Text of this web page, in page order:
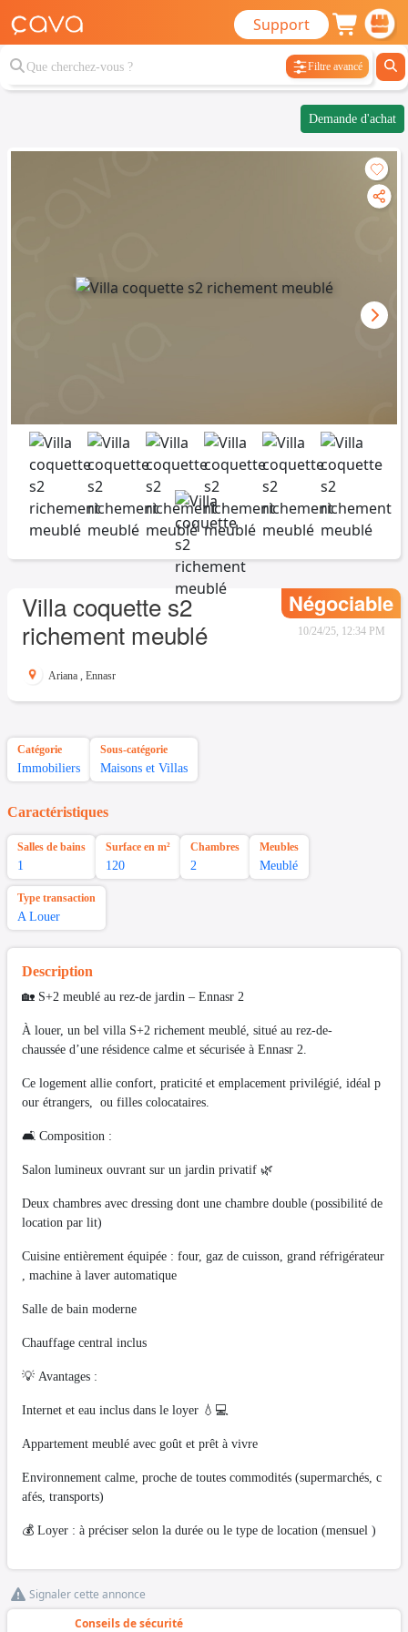
Support
Filtre avancé
Demande d'achat
Villa coquette s2
richement meublé
Négociable
10/24/25, 12:34 PM
Ariana , Ennasr
Catégorie
Immobiliers
Sous-catégorie
Maisons et Villas
Caractéristiques
Salles de bains
1
Surface en m²
120
Chambres
2
Meubles
Meublé
Type transaction
A Louer
Description
🏡 S+2 meublé au rez-de jardin – Ennasr 2
À louer, un bel villa S+2 richement meublé, situé au rez-de-
chaussée d’une résidence calme et sécurisée à Ennasr 2.
Ce logement allie confort, praticité et emplacement privilégié, idéal p
our étrangers, ou filles colocataires.
🛋️ Composition :
Salon lumineux ouvrant sur un jardin privatif 🌿
Deux chambres avec dressing dont une chambre double (possibilité de
location par lit)
Cuisine entièrement équipée : four, gaz de cuisson, grand réfrigérateur
, machine à laver automatique
Salle de bain moderne
Chauffage central inclus
💡 Avantages :
Internet et eau inclus dans le loyer 💧💻
Appartement meublé avec goût et prêt à vivre
Environnement calme, proche de toutes commodités (supermarchés, c
afés, transports)
💰 Loyer : à préciser selon la durée ou le type de location (mensuel )
Signaler cette annonce
Conseils de sécurité